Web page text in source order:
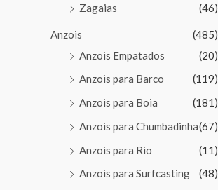
Zagaias
(46)
Anzois
(485)
Anzois Empatados
(20)
Anzois para Barco
(119)
Anzois para Boia
(181)
Anzois para Chumbadinha(67)
Anzois para Rio
(11)
Anzois para Surfcasting
(48)